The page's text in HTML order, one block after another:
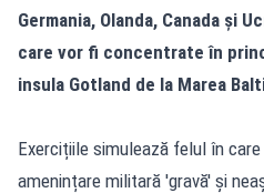
Germania, Olanda, Canada și
care vor fi concentrate în
insula Gotland de la Marea
Exercițiile simulează felul în
amenințare militară 'gravă' și